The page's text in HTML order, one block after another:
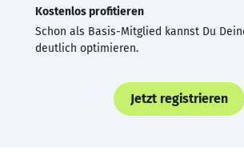
Kostenlos profitieren
Schon als Basis-Mitglied kannst Du
deutlich optimieren.
Jetzt registrieren